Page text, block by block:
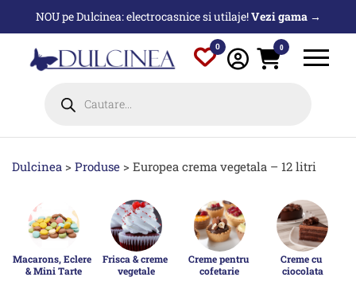
conținut
NOU pe Dulcinea: electrocasnice si utilaje!Vezi gama →
0 0
search
Dulcinea > Produse > Europea crema vegetala – 12 litri
Macarons, Eclere
& Mini Tarte
Frisca & creme
vegetale
Creme pentru
cofetarie
Creme cu
ciocolata